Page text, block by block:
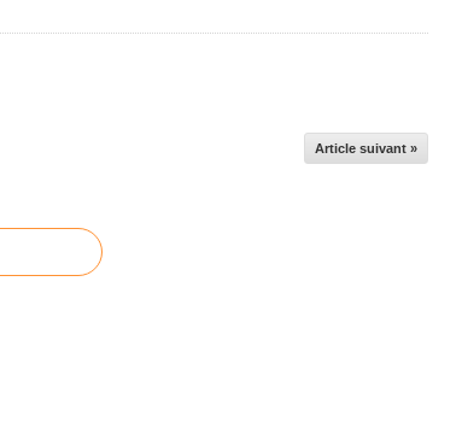
Article suivant »